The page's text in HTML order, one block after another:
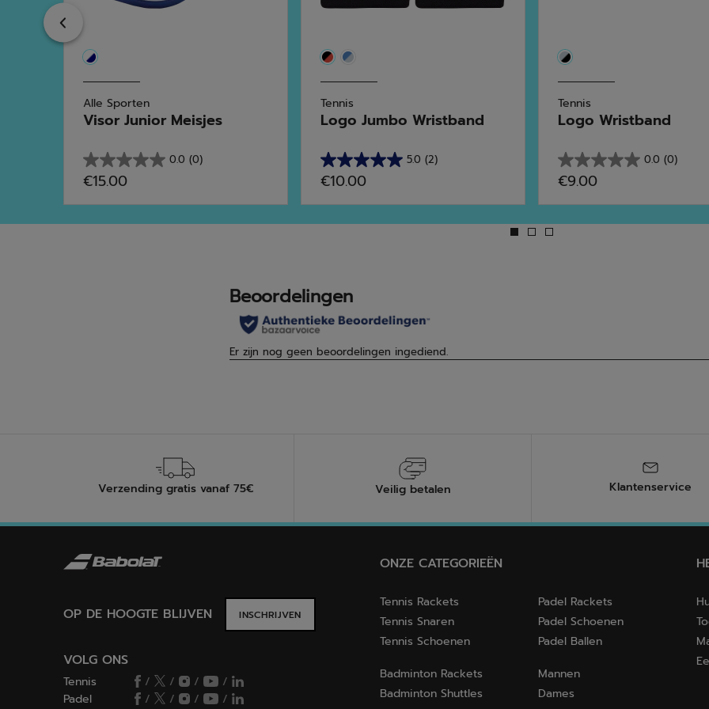
Alle Sporten
Visor Junior Meisjes
0.0 (0)
0.0
van
de
5
€15.00
Tennis
Logo Jumbo Wristband
5.0 (2)
5.0
van
de
5
€10.00
Tennis
Logo Wristband
0.0 (0)
0.0
van
de
5
€9.00
Verzending gratis vanaf 75€ Veilig betalen Klantenservice
OP DE HOOGTE BLIJVEN INSCHRIJVEN
VOLG ONS
Tennis / / /
/
Padel
/ / /
/
ONZE CATEGORIEËN
Tennis Rackets
Tennis Snaren
Tennis Schoenen
Padel Rackets
Padel Schoenen
Padel Ballen
Badminton Rackets
Badminton Shuttles
Mannen
Dames